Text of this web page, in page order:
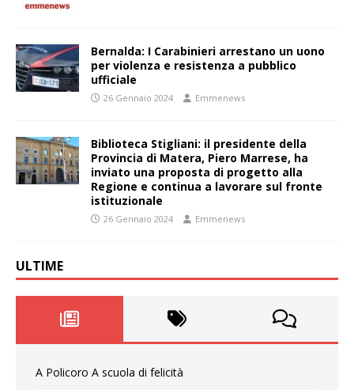
Bernalda: I Carabinieri arrestano un uono
per violenza e resistenza a pubblico
ufficiale
26 Gennaio 2024 Emmenews
Biblioteca Stigliani: il presidente della
Provincia di Matera, Piero Marrese, ha
inviato una proposta di progetto alla
Regione e continua a lavorare sul fronte
istituzionale
26 Gennaio 2024 Emmenews
ULTIME
A Policoro A scuola di felicità